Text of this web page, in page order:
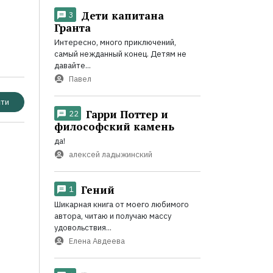
3
Дети капитана
Гранта
Интересно, много приключений,
самый нежданный конец. Детям не
давайте...
Павел
22
Гарри Поттер и
философский камень
да!
алексей ладыжинский
1 Гений
Шикарная книга от моего любимого
автора, читаю и получаю массу
удовольствия...
Елена Авдеева